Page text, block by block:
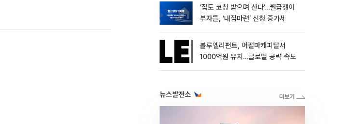
‘집도 코칭 받으며 산다’…월급쟁이
부자들, ‘내집마련’ 신청 증가세
블루엘리펀트, 어펄마캐피탈서
1000억원 유치…글로벌 공략 속도
뉴스발전소